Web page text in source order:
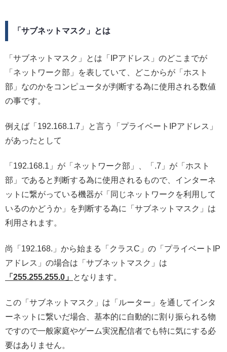
「サブネットマスク」とは
「サブネットマスク」とは「IPアドレス」のどこまでが
「ネットワーク部」を表していて、どこからが「ホスト
部」なのかをコンピュータが判断する為に使用される数値
の事です。
例えば「192.168.1.7」と言う「プライベートIPアドレス」
があったとして
「192.168.1」が「ネットワーク部」、「.7」が「ホスト
部」であると判断する為に使用されるもので、インターネ
ットに繋がっている機器が「同じネットワークを利用して
いるのかどうか」を判断する為に「サブネットマスク」は
利用されます。
尚「192.168.」から始まる「クラスC」の「プライベートIP
アドレス」の場合は「サブネットマスク」は
「255.255.255.0」
となります。
この「サブネットマスク」は「ルーター」を通してインタ
ーネットに繋いだ場合、基本的に自動的に割り振られる物
ですので一般家庭やゲーム実況配信者でも特に気にする必
要はありません。